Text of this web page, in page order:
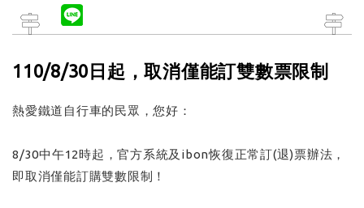
110/8/30日起，取消僅能訂雙數票限制
熱愛鐵道自行車的民眾，您好：
8/30中午12時起，官方系統及ibon恢復正常訂(退)票辦法，
即取消僅能訂購雙數限制！